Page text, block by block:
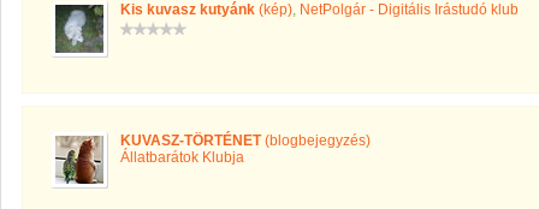
Kis kuvasz kutyánk (kép), NetPolgár - Digitális Irástudó klub
KUVASZ-TÖRTÉNET(blogbejegyzés)
Állatbarátok Klubja